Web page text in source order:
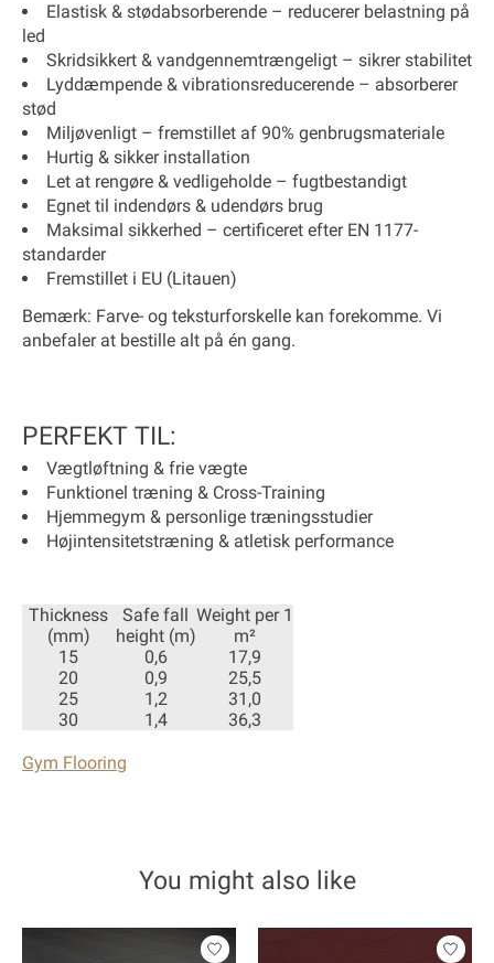
Elastisk & stødabsorberende – reducerer belastning på
led
Skridsikkert & vandgennemtrængeligt – sikrer stabilitet
Lyddæmpende & vibrationsreducerende – absorberer
stød
Miljøvenligt – fremstillet af 90% genbrugsmateriale
Hurtig & sikker installation
Let at rengøre & vedligeholde – fugtbestandigt
Egnet til indendørs & udendørs brug
Maksimal sikkerhed – certificeret efter EN 1177-
standarder
Fremstillet i EU (Litauen)
Bemærk: Farve- og teksturforskelle kan forekomme. Vi
anbefaler at bestille alt på én gang.
PERFEKT TIL:
Vægtløftning & frie vægte
Funktionel træning & Cross-Training
Hjemmegym & personlige træningsstudier
Højintensitetstræning & atletisk performance
Thickness
(mm)
Safe fall
height (m)
Weight per 1
m²
15
0,6
17,9
20
0,9
25,5
25
1,2
31,0
30
1,4 36,3
Gym Flooring
You might also like